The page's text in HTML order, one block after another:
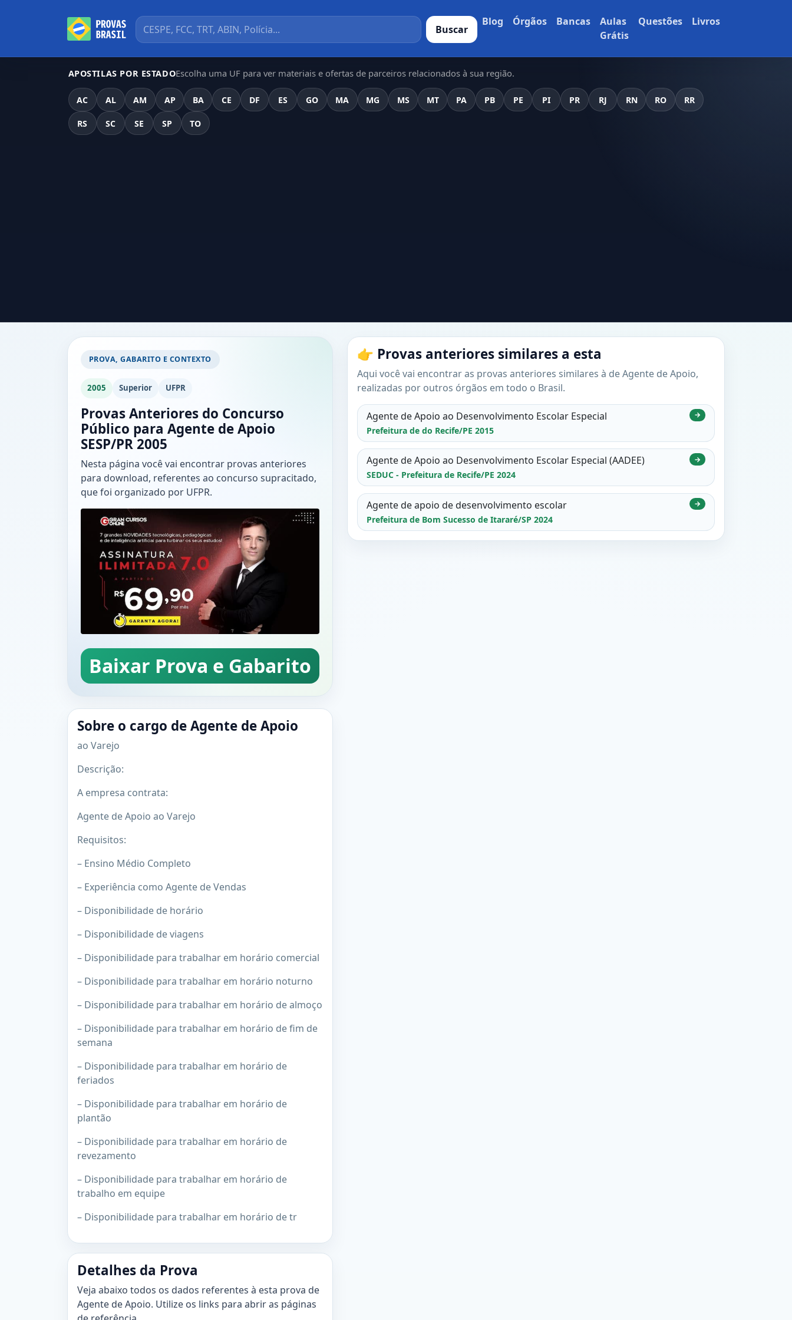
Buscar
Blog Órgãos Bancas
Aulas
Grátis
Questões Livros
APOSTILAS POR ESTADOEscolha uma UF para ver materiais e ofertas de parceiros relacionados à sua região.
AC AL AM AP BA CE DF ES GO MA MG MS MT PA PB PE PI PR RJ RN RO RR
RS SC SE SP TO
PROVA, GABARITO E CONTEXTO
2005 Superior UFPR
Provas Anteriores do Concurso
Público para Agente de Apoio
SESP/PR 2005
Nesta página você vai encontrar provas anteriores
para download, referentes ao concurso supracitado,
que foi organizado por UFPR.
Baixar Prova e Gabarito
Sobre o cargo de Agente de Apoio
ao Varejo
Descrição:
A empresa contrata:
Agente de Apoio ao Varejo
Requisitos:
– Ensino Médio Completo
– Experiência como Agente de Vendas
– Disponibilidade de horário
– Disponibilidade de viagens
– Disponibilidade para trabalhar em horário comercial
– Disponibilidade para trabalhar em horário noturno
– Disponibilidade para trabalhar em horário de almoço
– Disponibilidade para trabalhar em horário de fim de
semana
– Disponibilidade para trabalhar em horário de
feriados
– Disponibilidade para trabalhar em horário de
plantão
– Disponibilidade para trabalhar em horário de
revezamento
– Disponibilidade para trabalhar em horário de
trabalho em equipe
– Disponibilidade para trabalhar em horário de tr
Detalhes da Prova
Veja abaixo todos os dados referentes à esta prova de
Agente de Apoio. Utilize os links para abrir as páginas
👉 Provas anteriores similares a esta
Aqui você vai encontrar as provas anteriores similares à de Agente de Apoio,
realizadas por outros órgãos em todo o Brasil.
Agente de Apoio ao Desenvolvimento Escolar Especial
Prefeitura de do Recife/PE 2015
→
Agente de Apoio ao Desenvolvimento Escolar Especial (AADEE)
SEDUC - Prefeitura de Recife/PE 2024
→
Agente de apoio de desenvolvimento escolar
Prefeitura de Bom Sucesso de Itararé/SP 2024
→